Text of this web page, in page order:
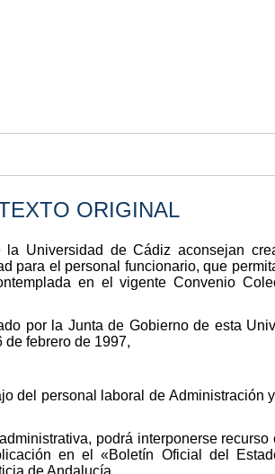
ORIGINAL
Universidad de Cádiz aconsejan
para el personal funcionario, que
en el vigente Convenio
por la Junta de Gobierno de esta
febrero de 1997,
del personal laboral de Administración
podrá interponerse
en el «Boletín Oficial del
de Andalucía.